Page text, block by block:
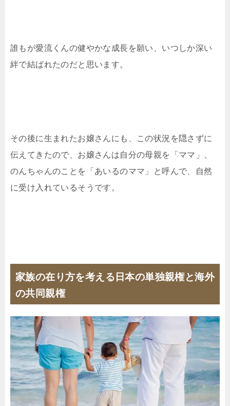
誰もが愛流くんの健やかな成長を願い、いつしか深い
絆で結ばれたのだと思います。
その後に生まれたお嬢さんにも、この状況を隠さずに
伝えてきたので、お嬢さんは自分の母親を「ママ」、
のんちゃんのことを「あいるのママ」と呼んで、自然
に受け入れているそうです。
家族の在り方を考える日本の単独親権と海外
の共同親権